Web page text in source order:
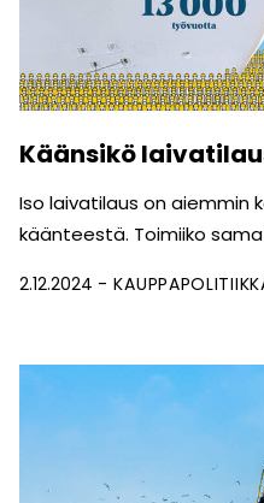
Käänsikö
Iso laivatilaus on aiemmin
käänteestä. Toimiiko
2.12.2024